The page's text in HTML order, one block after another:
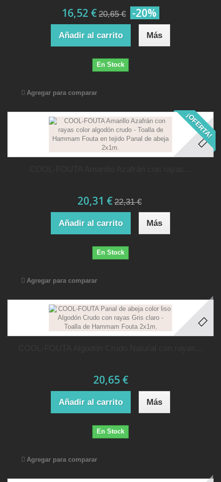
16,52 € 20,65 € -20%
Añadir al carrito Más
En Stock
Agregar para comparar
¡OFERTA!
20,31 € 22,31 €
Añadir al carrito Más
En Stock
Agregar para comparar
20,65 €
Añadir al carrito Más
En Stock
Agregar para comparar